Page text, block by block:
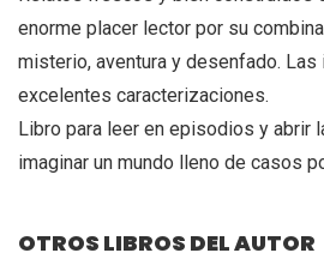
enorme placer lector por su
misterio, aventura y desenfado.
excelentes caracterizaciones.
Libro para leer en episodios y abrir
imaginar un mundo lleno de casos
OTROS LIBROS DEL AUTOR